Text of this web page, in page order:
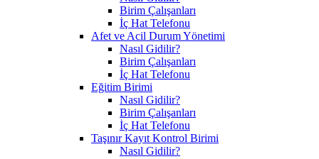
Birim Çalışanları
İç Hat Telefonu
Afet ve Acil Durum Yönetimi
Nasıl Gidilir?
Birim Çalışanları
İç Hat Telefonu
Eğitim Birimi
Nasıl Gidilir?
Birim Çalışanları
İç Hat Telefonu
Taşınır Kayıt Kontrol Birimi
Nasıl Gidilir?